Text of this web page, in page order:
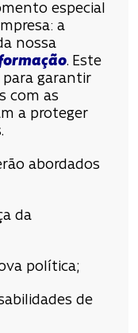
especial
a
nossa
. Este
garantir
com as
a proteger
abordados
da
política;
de